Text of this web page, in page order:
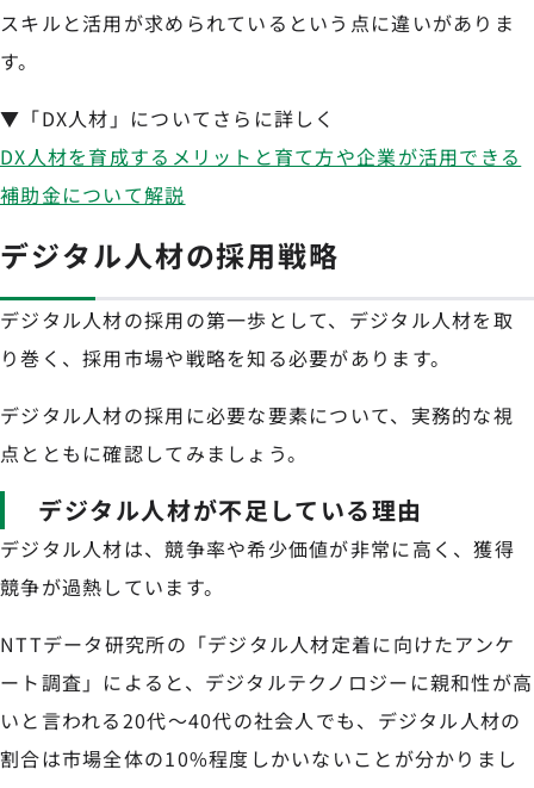
スキルと活用が求められているという点に違いがありま
す。
▼「DX人材」についてさらに詳しく
DX人材を育成するメリットと育て方や企業が活用できる
補助金について解説
デジタル人材の採用戦略
デジタル人材の採用の第一歩として、デジタル人材を取
り巻く、採用市場や戦略を知る必要があります。
デジタル人材の採用に必要な要素について、実務的な視
点とともに確認してみましょう。
デジタル人材が不足している理由
デジタル人材は、競争率や希少価値が非常に高く、獲得
競争が過熱しています。
NTTデータ研究所の「デジタル人材定着に向けたアンケ
ート調査」によると、デジタルテクノロジーに親和性が高
いと言われる20代〜40代の社会人でも、デジタル人材の
割合は市場全体の10%程度しかいないことが分かりまし